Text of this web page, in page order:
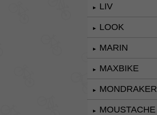
► LIV
► LOOK
► MARIN
► MAXBIKE
► MONDRAKER
► MOUSTACHE